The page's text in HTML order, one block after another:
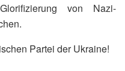
von Nazi-
Partei der Ukraine!